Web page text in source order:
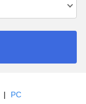
| PC